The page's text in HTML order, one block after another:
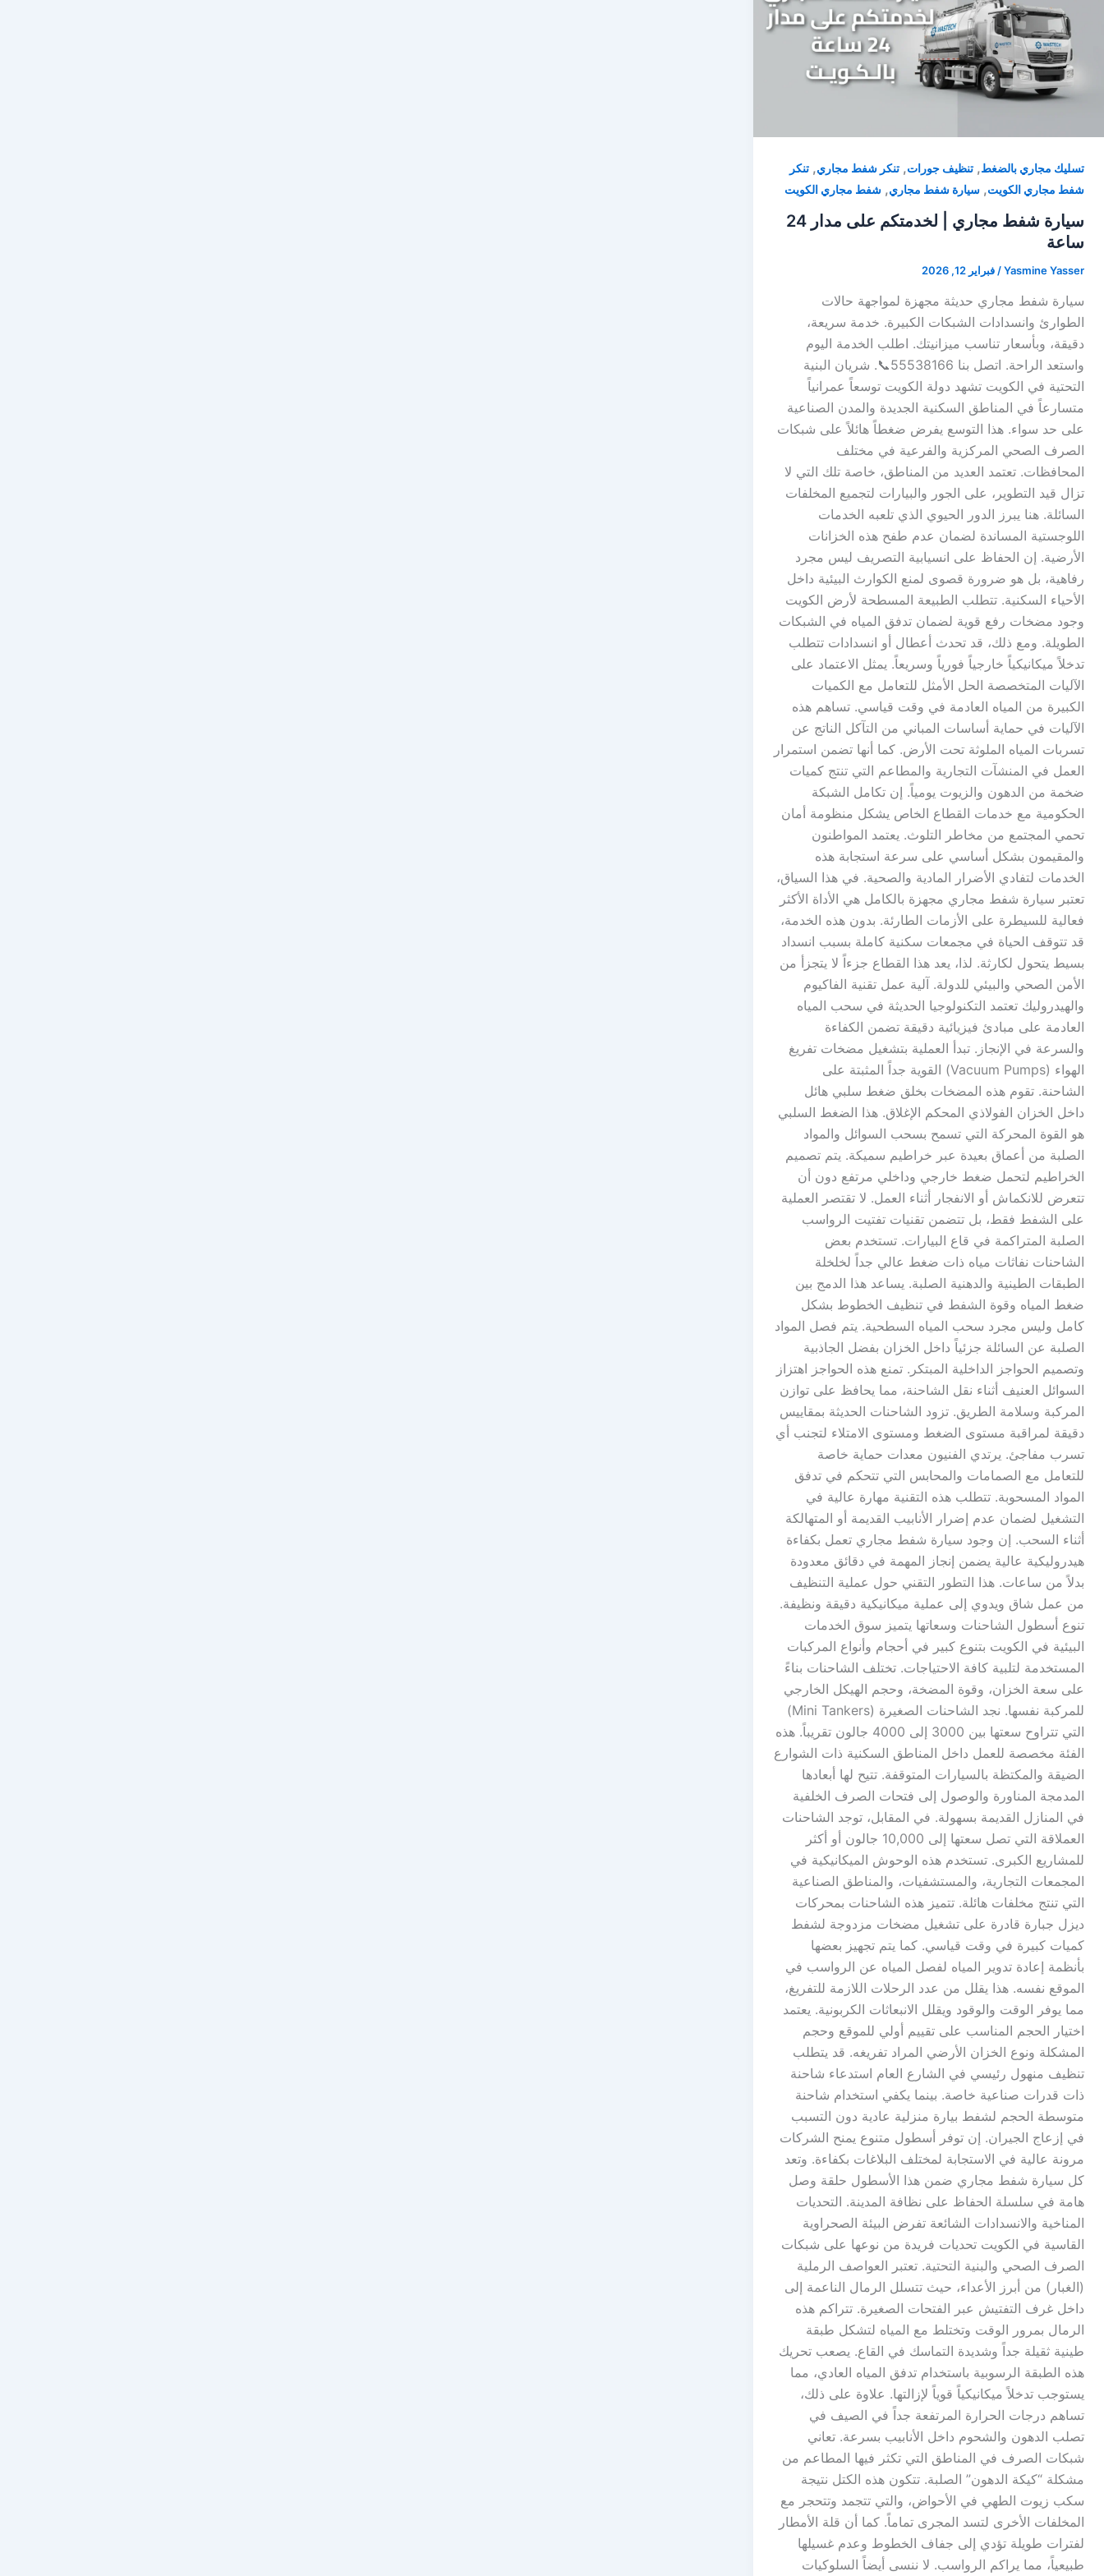
تسليك مجاري بالضغط, تنظيف جورات, تنكر شفط مجاري, تنكر
شفط مجاري الكويت, سيارة شفط مجاري, شفط مجاري الكويت
سيارة شفط مجاري | لخدمتكم على مدار 24
ساعة
Yasmine Yasser
/ فبراير 12, 2026
سيارة شفط مجاري حديثة مجهزة لمواجهة حالات
الطوارئ وانسدادات الشبكات الكبيرة. خدمة سريعة،
دقيقة، وبأسعار تناسب ميزانيتك. اطلب الخدمة اليوم
واستعد الراحة. اتصل بنا 55538166📞. شريان البنية
التحتية في الكويت تشهد دولة الكويت توسعاً عمرانياً
متسارعاً في المناطق السكنية الجديدة والمدن الصناعية
على حد سواء. هذا التوسع يفرض ضغطاً هائلاً على شبكات
الصرف الصحي المركزية والفرعية في مختلف
المحافظات. تعتمد العديد من المناطق، خاصة تلك التي لا
تزال قيد التطوير، على الجور والبيارات لتجميع المخلفات
السائلة. هنا يبرز الدور الحيوي الذي تلعبه الخدمات
اللوجستية المساندة لضمان عدم طفح هذه الخزانات
الأرضية. إن الحفاظ على انسيابية التصريف ليس مجرد
رفاهية، بل هو ضرورة قصوى لمنع الكوارث البيئية داخل
الأحياء السكنية. تتطلب الطبيعة المسطحة لأرض الكويت
وجود مضخات رفع قوية لضمان تدفق المياه في الشبكات
الطويلة. ومع ذلك، قد تحدث أعطال أو انسدادات تتطلب
تدخلاً ميكانيكياً خارجياً فورياً وسريعاً. يمثل الاعتماد على
الآليات المتخصصة الحل الأمثل للتعامل مع الكميات
الكبيرة من المياه العادمة في وقت قياسي. تساهم هذه
الآليات في حماية أساسات المباني من التآكل الناتج عن
تسربات المياه الملوثة تحت الأرض. كما أنها تضمن استمرار
العمل في المنشآت التجارية والمطاعم التي تنتج كميات
ضخمة من الدهون والزيوت يومياً. إن تكامل الشبكة
الحكومية مع خدمات القطاع الخاص يشكل منظومة أمان
تحمي المجتمع من مخاطر التلوث. يعتمد المواطنون
والمقيمون بشكل أساسي على سرعة استجابة هذه
الخدمات لتفادي الأضرار المادية والصحية. في هذا السياق،
تعتبر سيارة شفط مجاري مجهزة بالكامل هي الأداة الأكثر
فعالية للسيطرة على الأزمات الطارئة. بدون هذه الخدمة،
قد تتوقف الحياة في مجمعات سكنية كاملة بسبب انسداد
بسيط يتحول لكارثة. لذا، يعد هذا القطاع جزءاً لا يتجزأ من
الأمن الصحي والبيئي للدولة. آلية عمل تقنية الفاكيوم
والهيدروليك تعتمد التكنولوجيا الحديثة في سحب المياه
العادمة على مبادئ فيزيائية دقيقة تضمن الكفاءة
والسرعة في الإنجاز. تبدأ العملية بتشغيل مضخات تفريغ
الهواء (Vacuum Pumps) القوية جداً المثبتة على
الشاحنة. تقوم هذه المضخات بخلق ضغط سلبي هائل
داخل الخزان الفولاذي المحكم الإغلاق. هذا الضغط السلبي
هو القوة المحركة التي تسمح بسحب السوائل والمواد
الصلبة من أعماق بعيدة عبر خراطيم سميكة. يتم تصميم
الخراطيم لتحمل ضغط خارجي وداخلي مرتفع دون أن
تتعرض للانكماش أو الانفجار أثناء العمل. لا تقتصر العملية
على الشفط فقط، بل تتضمن تقنيات تفتيت الرواسب
الصلبة المتراكمة في قاع البيارات. تستخدم بعض
الشاحنات نفاثات مياه ذات ضغط عالي جداً لخلخلة
الطبقات الطينية والدهنية الصلبة. يساعد هذا الدمج بين
ضغط المياه وقوة الشفط في تنظيف الخطوط بشكل
كامل وليس مجرد سحب المياه السطحية. يتم فصل المواد
الصلبة عن السائلة جزئياً داخل الخزان بفضل الجاذبية
وتصميم الحواجز الداخلية المبتكر. تمنع هذه الحواجز اهتزاز
السوائل العنيف أثناء نقل الشاحنة، مما يحافظ على توازن
المركبة وسلامة الطريق. تزود الشاحنات الحديثة بمقاييس
دقيقة لمراقبة مستوى الضغط ومستوى الامتلاء لتجنب أي
تسرب مفاجئ. يرتدي الفنيون معدات حماية خاصة
للتعامل مع الصمامات والمحابس التي تتحكم في تدفق
المواد المسحوبة. تتطلب هذه التقنية مهارة عالية في
التشغيل لضمان عدم إضرار الأنابيب القديمة أو المتهالكة
أثناء السحب. إن وجود سيارة شفط مجاري تعمل بكفاءة
هيدروليكية عالية يضمن إنجاز المهمة في دقائق معدودة
بدلاً من ساعات. هذا التطور التقني حول عملية التنظيف
من عمل شاق ويدوي إلى عملية ميكانيكية دقيقة ونظيفة.
تنوع أسطول الشاحنات وسعاتها يتميز سوق الخدمات
البيئية في الكويت بتنوع كبير في أحجام وأنواع المركبات
المستخدمة لتلبية كافة الاحتياجات. تختلف الشاحنات بناءً
على سعة الخزان، وقوة المضخة، وحجم الهيكل الخارجي
للمركبة نفسها. نجد الشاحنات الصغيرة (Mini Tankers)
التي تتراوح سعتها بين 3000 إلى 4000 جالون تقريباً. هذه
الفئة مخصصة للعمل داخل المناطق السكنية ذات الشوارع
الضيقة والمكتظة بالسيارات المتوقفة. تتيح لها أبعادها
المدمجة المناورة والوصول إلى فتحات الصرف الخلفية
في المنازل القديمة بسهولة. في المقابل، توجد الشاحنات
العملاقة التي تصل سعتها إلى 10,000 جالون أو أكثر
للمشاريع الكبرى. تستخدم هذه الوحوش الميكانيكية في
المجمعات التجارية، والمستشفيات، والمناطق الصناعية
التي تنتج مخلفات هائلة. تتميز هذه الشاحنات بمحركات
ديزل جبارة قادرة على تشغيل مضخات مزدوجة لشفط
كميات كبيرة في وقت قياسي. كما يتم تجهيز بعضها
بأنظمة إعادة تدوير المياه لفصل المياه عن الرواسب في
الموقع نفسه. هذا يقلل من عدد الرحلات اللازمة للتفريغ،
مما يوفر الوقت والوقود ويقلل الانبعاثات الكربونية. يعتمد
اختيار الحجم المناسب على تقييم أولي للموقع وحجم
المشكلة ونوع الخزان الأرضي المراد تفريغه. قد يتطلب
تنظيف منهول رئيسي في الشارع العام استدعاء شاحنة
ذات قدرات صناعية خاصة. بينما يكفي استخدام شاحنة
متوسطة الحجم لشفط بيارة منزلية عادية دون التسبب
في إزعاج الجيران. إن توفر أسطول متنوع يمنح الشركات
مرونة عالية في الاستجابة لمختلف البلاغات بكفاءة. وتعد
كل سيارة شفط مجاري ضمن هذا الأسطول حلقة وصل
هامة في سلسلة الحفاظ على نظافة المدينة. التحديات
المناخية والانسدادات الشائعة تفرض البيئة الصحراوية
القاسية في الكويت تحديات فريدة من نوعها على شبكات
الصرف الصحي والبنية التحتية. تعتبر العواصف الرملية
(الغبار) من أبرز الأعداء، حيث تتسلل الرمال الناعمة إلى
داخل غرف التفتيش عبر الفتحات الصغيرة. تتراكم هذه
الرمال بمرور الوقت وتختلط مع المياه لتشكل طبقة
طينية ثقيلة جداً وشديدة التماسك في القاع. يصعب تحريك
هذه الطبقة الرسوبية باستخدام تدفق المياه العادي، مما
يستوجب تدخلاً ميكانيكياً قوياً لإزالتها. علاوة على ذلك،
تساهم درجات الحرارة المرتفعة جداً في الصيف في
تصلب الدهون والشحوم داخل الأنابيب بسرعة. تعاني
شبكات الصرف في المناطق التي تكثر فيها المطاعم من
مشكلة “كيكة الدهون” الصلبة. تتكون هذه الكتل نتيجة
سكب زيوت الطهي في الأحواض، والتي تتجمد وتتحجر مع
المخلفات الأخرى لتسد المجرى تماماً. كما أن قلة الأمطار
لفترات طويلة تؤدي إلى جفاف الخطوط وعدم غسيلها
طبيعياً، مما يراكم الرواسب. لا ننسى أيضاً السلوكيات